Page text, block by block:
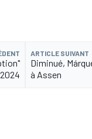
ARTICLE SUIVANT
Diminué,
à Assen